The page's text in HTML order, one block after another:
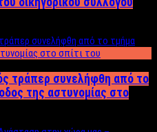
τράπερ συνελήφθη από το
της αστυνομίας στο